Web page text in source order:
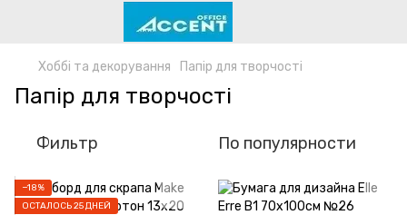
Хоббі та декорування Папір для творчості
Папір для творчості
Фильтр По популярности
−18%
ОСТАЛОСЬ 25 ДНЕЙ